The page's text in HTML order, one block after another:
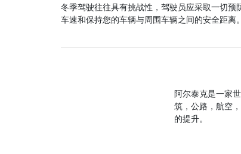
冬季驾驶往往具有挑战性，驾驶员应采取一切
车速和保持您的车辆与周围车辆之间的安全距离。
阿尔泰克是一家
筑，公路，航空
的提升。